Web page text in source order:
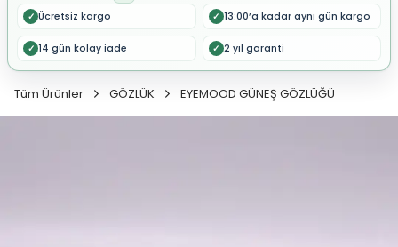
✓ Ücretsiz kargo ✓ 13:00’a kadar aynı gün kargo
✓ 14 gün kolay iade ✓ 2 yıl garanti
Tüm Ürünler GÖZLÜK EYEMOOD GÜNEŞ GÖZLÜĞÜ